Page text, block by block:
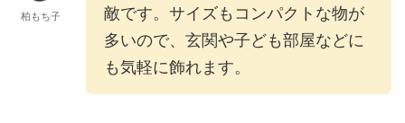
柏もち子
敵です。サイズもコンパクトな物が
多いので、玄関や子ども部屋などに
も気軽に飾れます。